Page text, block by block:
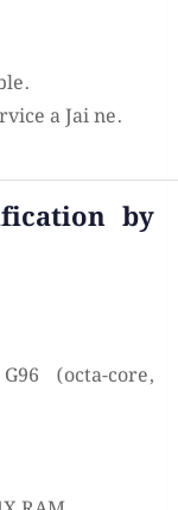
a Jai ne.
by
(octa-core,